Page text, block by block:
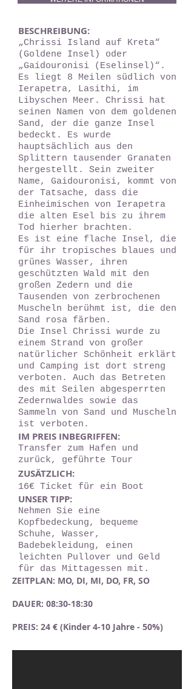
BESCHREIBUNG:
„Chrissi Island auf Kreta“
(Goldene Insel) oder
„Gaidouronisi (Eselinsel)“.
Es liegt 8 Meilen südlich von
Ierapetra, Lasithi, im
Libyschen Meer. Chrissi hat
seinen Namen von dem goldenen
Sand, der die ganze Insel
bedeckt. Es wurde
hauptsächlich aus den
Splittern tausender Granaten
hergestellt. Sein zweiter
Name, Gaidouronisi, kommt von
der Tatsache, dass die
Einheimischen von Ierapetra
die alten Esel bis zu ihrem
Tod hierher brachten.
Es ist eine flache Insel, die
für ihr tropisches blaues und
grünes Wasser, ihren
geschützten Wald mit den
großen Zedern und die
Tausenden von zerbrochenen
Muscheln berühmt ist, die den
Sand rosa färben.
Die Insel Chrissi wurde zu
einem Strand von großer
natürlicher Schönheit erklärt
und Camping ist dort streng
verboten. Auch das Betreten
des mit Seilen abgesperrten
Zedernwaldes sowie das
Sammeln von Sand und Muscheln
ist verboten.
IM PREIS INBEGRIFFEN:
Transfer zum Hafen und
zurück, geführte Tour
ZUSÄTZLICH:
16€ Ticket für ein Boot
UNSER TIPP:
Nehmen Sie eine
Kopfbedeckung, bequeme
Schuhe, Wasser,
Badebekleidung, einen
leichten Pullover und Geld
für das Mittagessen mit.
ZEITPLAN: MO, DI, MI, DO, FR, SO
DAUER: 08:30-18:30
PREIS: 24 € (Kinder 4-10 Jahre - 50%)